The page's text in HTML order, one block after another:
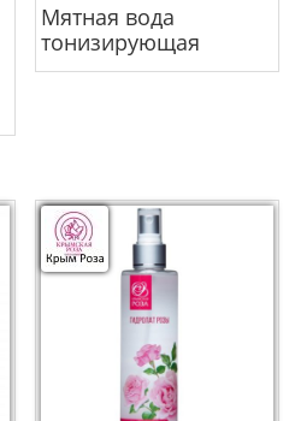
Мятная вода
тонизирующая